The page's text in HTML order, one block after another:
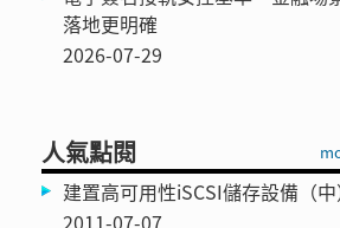
落地更明確
2026-07-29
人氣點閱
建置高可用性iSCSI儲存設備（中
2011-07-07